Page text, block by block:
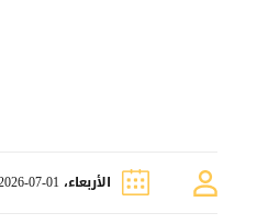
الأربعاء، 01-07-2026